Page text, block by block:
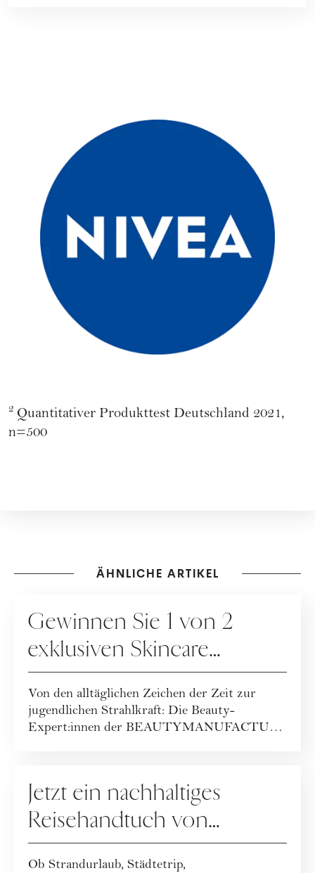
2 Quantitativer Produkttest Deutschland 2021,
n=500
ÄHNLICHE ARTIKEL
Gewinnen Sie 1 von 2
exklusiven Skincare
Packages der
BEAUTYMANUFACTUR!
Von den alltäglichen Zeichen der Zeit zur
jugendlichen Strahlkraft: Die Beauty-
Expert:innen der BEAUTYMANUFACTUR
Jetzt ein nachhaltiges
Reisehandtuch von
Buvanha gewinnen
Ob Strandurlaub, Städtetrip,